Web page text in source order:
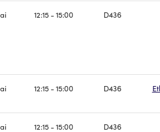
12:15 - 15:00 D436
12:15 - 15:00 D436
12:15 - 15:00
D436